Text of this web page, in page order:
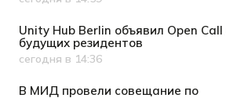
Дата публикации
Unity Hub Berlin объявил Open Call
будущих резидентов
Дата публикации
сегодня в 14:36
В МИД провели совещание по